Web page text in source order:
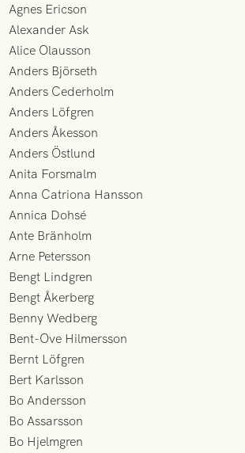
Agnes Ericson
Alexander Ask
Alice Olausson
Anders Björseth
Anders Cederholm
Anders Löfgren
Anders Åkesson
Anders Östlund
Anita Forsmalm
Anna Catriona Hansson
Annica Dohsé
Ante Bränholm
Arne Petersson
Bengt Lindgren
Bengt Åkerberg
Benny Wedberg
Bent-Ove Hilmersson
Bernt Löfgren
Bert Karlsson
Bo Andersson
Bo Assarsson
Bo Hjelmgren